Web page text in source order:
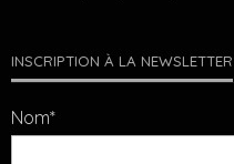
INSCRIPTION À LA NEWSLETTER
Nom*